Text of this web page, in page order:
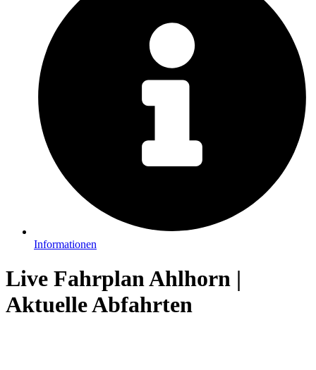
Informationen
Live Fahrplan Ahlhorn |
Aktuelle Abfahrten